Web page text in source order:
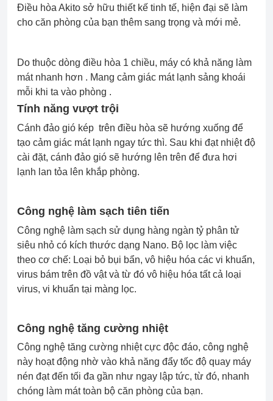
Điều hòa Akito sở hữu thiết kế tinh tế, hiện đại sẽ làm
cho căn phòng của bạn thêm sang trọng và mới mẻ.
Do thuộc dòng điều hòa 1 chiều, máy có khả năng làm
mát nhanh hơn . Mang cảm giác mát lạnh sảng khoái
mỗi khi ta vào phòng .
Tính năng vượt trội
Cánh đảo gió kép trên điều hòa sẽ hướng xuống để
tạo cảm giác mát lạnh ngay tức thì. Sau khi đạt nhiệt độ
cài đặt, cánh đảo gió sẽ hướng lên trên để đưa hơi
lạnh lan tỏa lên khắp phòng.
Công nghệ làm sạch tiên tiến
Công nghệ làm sạch sử dụng hàng ngàn tỷ phân tử
siêu nhỏ có kích thước dạng Nano. Bộ lọc làm việc
theo cơ chế: Loại bỏ bụi bẩn, vô hiệu hóa các vi khuẩn,
virus bám trên đồ vật và từ đó vô hiệu hóa tất cả loại
virus, vi khuẩn tại màng lọc.
Công nghệ tăng cường nhiệt
Công nghệ tăng cường nhiệt cực độc đáo, công nghệ
này hoạt động nhờ vào khả năng đẩy tốc độ quay máy
nén đạt đến tối đa gần như ngay lập tức, từ đó, nhanh
chóng làm mát toàn bộ căn phòng của bạn.